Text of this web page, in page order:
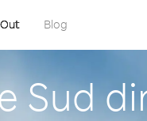
Blog
Sud